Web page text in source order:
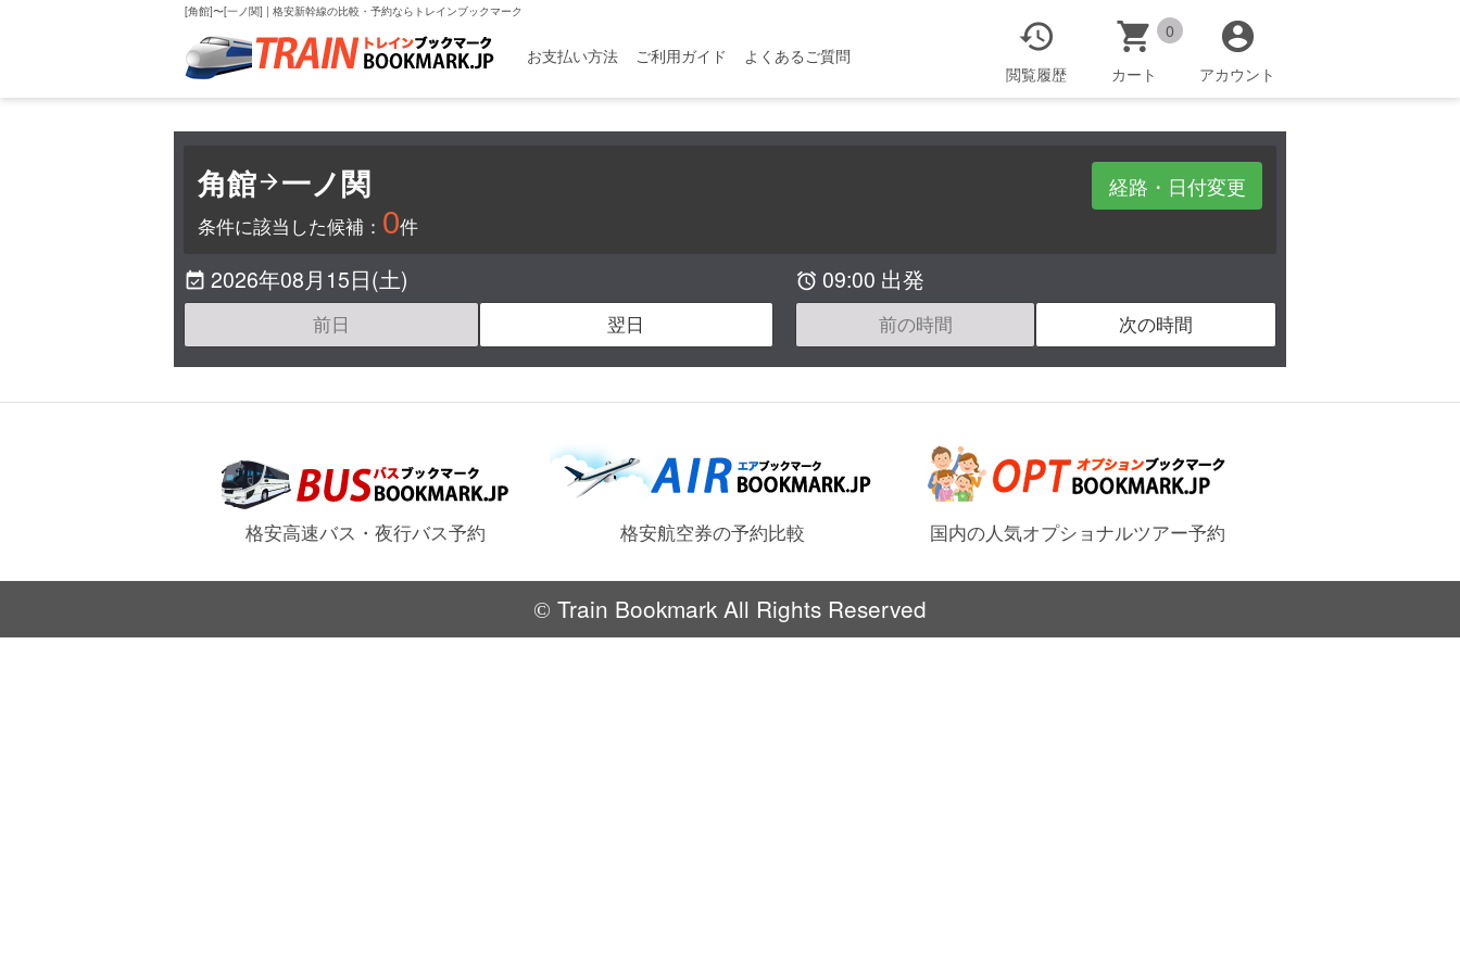
[角館]〜[一ノ関] | 格安新幹線の比較・予約ならトレインブックマーク
お支払い方法 ご利用ガイド よくあるご質問 
閲覧履歴
0

カート

アカウント
経路・日付変更
角館一ノ関
条件に該当した候補： 0件
 2026年08月15日(土)
前日 翌日
 09:00 出発
前の時間 次の時間
格安高速バス・夜行バス予約 格安航空券の予約比較 国内の人気オプショナルツアー予約
© Train Bookmark All Rights Reserved